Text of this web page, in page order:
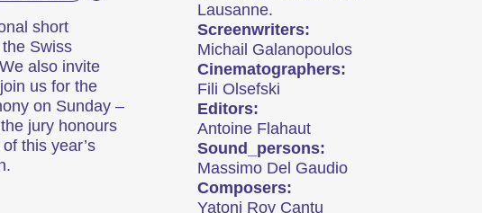
short
Swiss
also invite
us for the
on Sunday –
jury honours
this year’s
Lausanne.
Screenwriters:
Michail Galanopoulos
Cinematographers:
Fili Olsefski
Editors:
Antoine Flahaut
Sound_persons:
Massimo Del Gaudio
Composers:
Yatoni Roy Cantu